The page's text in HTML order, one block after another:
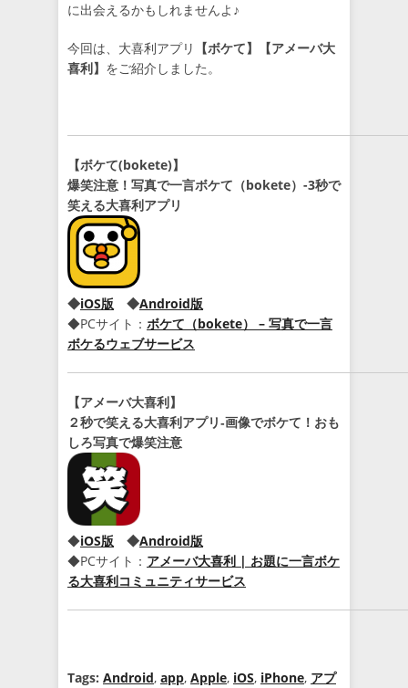
に出会えるかもしれませんよ♪
今回は、大喜利アプリ
【ボケて】【アメーバ大
喜利】 をご紹介しました。
【ボケて(bokete)】
爆笑注意！写真で一言ボケて（bokete）-3秒で
笑える大喜利アプリ
◆iOS版 ◆Android版
◆PCサイト： ボケて（bokete） – 写真で一言
ボケるウェブサービス
【アメーバ大喜利】
２秒で笑える大喜利アプリ‐画像でボケて！おも
しろ写真で爆笑注意
◆iOS版 ◆Android版
◆PCサイト： アメーバ大喜利 | お題に一言ボケ
る大喜利コミュニティサービス
Tags: Android, app, Apple, iOS, iPhone, アプ